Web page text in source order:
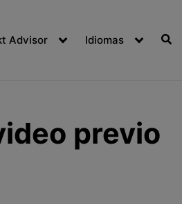
Advisor Idiomas
previo